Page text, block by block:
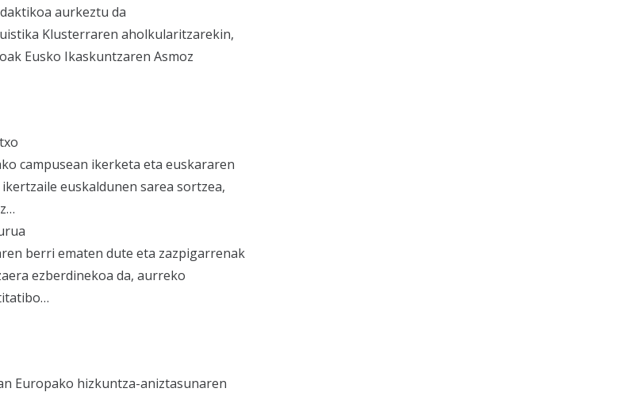
aurkeztu da
Klusterraren aholkularitzarekin,
Eusko Ikaskuntzaren Asmoz
campusean ikerketa eta euskararen
euskaldunen sarea sortzea,
berri ematen dute eta zazpigarrenak
ezberdinekoa da, aurreko
Europako hizkuntza-aniztasunaren